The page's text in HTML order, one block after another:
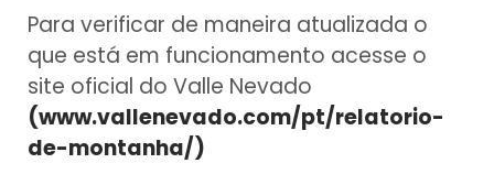
Para verificar de maneira atualizada o
que está em funcionamento acesse o
site oficial do Valle Nevado
(www.vallenevado.com/pt/relatorio-
de-montanha/)